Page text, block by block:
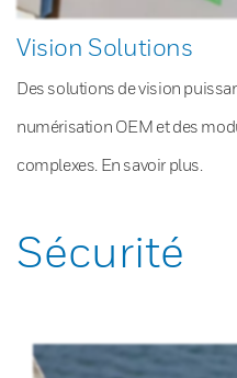
Vision Solutions
Des solutions de vision
numérisation OEM et des
complexes. En savoir plus.
Sécurité